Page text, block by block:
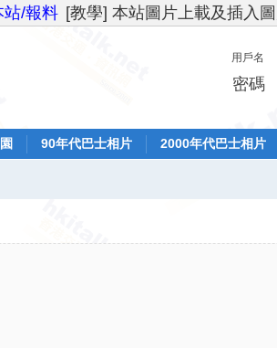
站/報料 [教學] 本站圖片上載及插入
用戶名
密碼
90年代巴士相片 2000年代巴士相片